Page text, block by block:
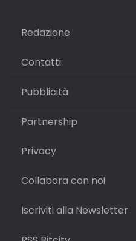
Redazione
Contatti
Pubblicità
Partnership
Privacy
Collabora con noi
Iscriviti alla Newsletter